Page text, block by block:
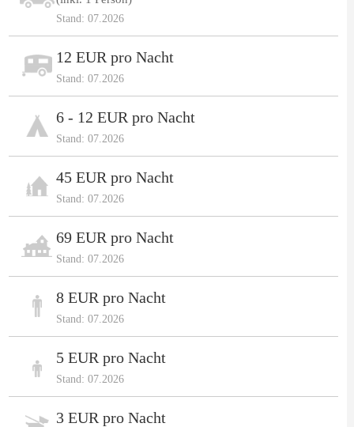
Stand: 07.2026
12 EUR pro Nacht
Stand: 07.2026
6 - 12 EUR pro Nacht
Stand: 07.2026
45 EUR pro Nacht
Stand: 07.2026
69 EUR pro Nacht
Stand: 07.2026
8 EUR pro Nacht
Stand: 07.2026
5 EUR pro Nacht
Stand: 07.2026
3 EUR pro Nacht